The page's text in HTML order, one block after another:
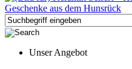
Unser Angebot